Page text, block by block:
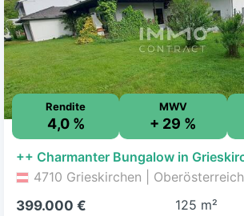
Rendite
4,0 %
MWV
+ 29 %
4710 Grieskirchen | Oberösterreich
399.000 €
125 m²